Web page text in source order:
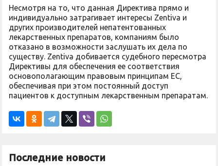
Несмотря на то, что данная Директива прямо и
индивидуально затрагивает интересы Zentiva и
других производителей непатентованных
лекарственных препаратов, компаниям было
отказано в возможности заслушать их дела по
существу. Zentiva добивается судебного пересмотра
Директивы для обеспечения ее соответствия
основополагающим правовым принципам ЕС,
обеспечивая при этом постоянный доступ
пациентов к доступным лекарственным препаратам.
Последние новости